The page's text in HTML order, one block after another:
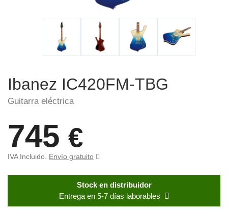
Ibanez IC420FM-TBG
Guitarra eléctrica
745 €
IVA Incluido. Envío gratuito
Stock en distribuidor
Entrega en 5-7 días laborables